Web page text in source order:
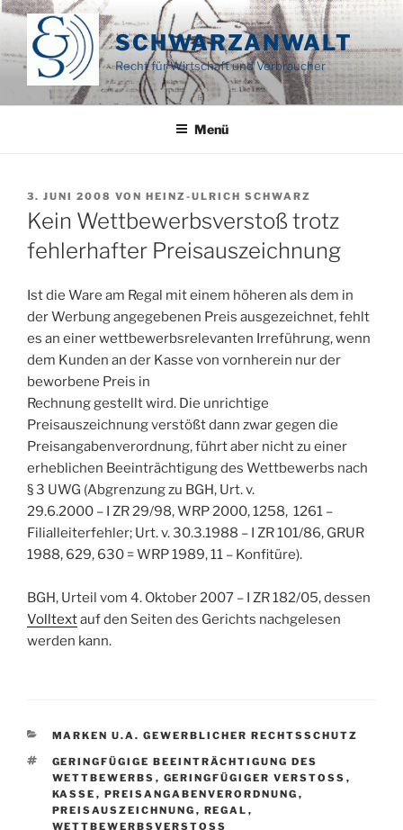
Zum
springen
SCHWARZANWALT
Recht für Wirtschaft und Verbraucher
Menü
VERÖFFENTLICHT
AM
3. JUNI 2008 VON HEINZ-ULRICH SCHWARZ
Kein Wettbewerbsverstoß trotz
fehlerhafter Preisauszeichnung
Ist die Ware am Regal mit einem höheren als dem in
der Werbung angegebenen Preis ausgezeichnet, fehlt
es an einer wettbewerbsrelevanten Irreführung, wenn
dem Kunden an der Kasse von vornherein nur der
beworbene Preis in
Rechnung gestellt wird. Die unrichtige
Preisauszeichnung verstößt dann zwar gegen die
Preisangabenverordnung, führt aber nicht zu einer
erheblichen Beeinträchtigung des Wettbewerbs nach
§ 3 UWG (Abgrenzung zu BGH, Urt. v.
29.6.2000 – I ZR 29/98, WRP 2000, 1258, 1261 –
Filialleiterfehler; Urt. v. 30.3.1988 – I ZR 101/86, GRUR
1988, 629, 630 = WRP 1989, 11 – Konfitüre).
BGH, Urteil vom 4. Oktober 2007 – I ZR 182/05, dessen
Volltextauf den Seiten des Gerichts nachgelesen
werden kann.
KATEGORIEN
MARKEN U.A. GEWERBLICHER RECHTSSCHUTZ
SCHLAGWÖRTER
GERINGFÜGIGE BEEINTRÄCHTIGUNG DES
WETTBEWERBS , GERINGFÜGIGER VERSTOSS
,
KASSE , PREISANGABENVERORDNUNG ,
PREISAUSZEICHNUNG , REGAL ,
WETTBEWERBSVERSTOSS